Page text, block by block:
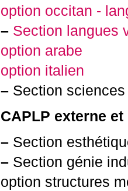
option occitan -
– Section langues
option arabe
option italien
– Section
CAPLP externe et
– Section
– Section génie
option structures